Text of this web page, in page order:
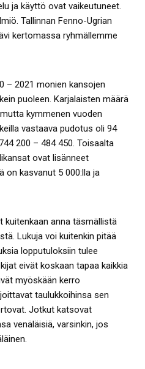
ja käyttö ovat vaikeutuneet.
Tallinnan Fenno-Ugrian
kertomassa ryhmällemme
– 2021 monien kansojen
puoleen. Karjalaisten määrä
kymmenen vuoden
vastaava pudotus oli 94
200 – 484 450. Toisaalta
ovat lisänneet
on kasvanut 5 000:lla ja
kuitenkaan anna täsmällistä
Lukuja voi kuitenkin pitää
lopputuloksiin tulee
eivät koskaan tapaa kaikkia
myöskään kerro
taulukkoihinsa sen
Jotkut katsovat
venäläisiä, varsinkin, jos